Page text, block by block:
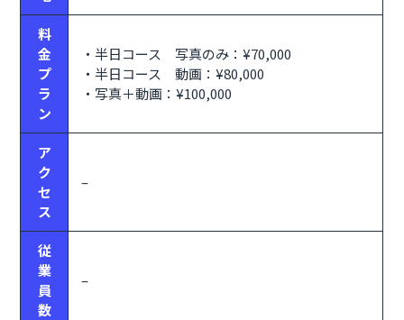
料
金
プ
ラ
ン
・半日コース 写真のみ：¥70,000
・半日コース 動画：¥80,000
・写真＋動画：¥100,000
ア
ク
セ
ス
–
従
業
員
数
–